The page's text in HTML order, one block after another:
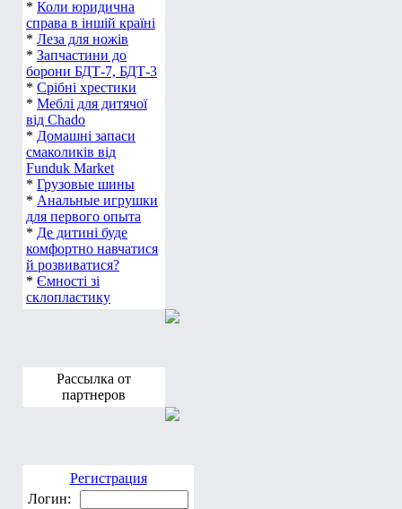
* Коли юридична
справа в іншій країні
* Леза для ножів
* Запчастини до
борони БДТ-7, БДТ-3
* Срібні хрестики
* Меблі для дитячої
від Chado
* Домашні запаси
смаколиків від
Funduk Market
* Грузовые шины
* Анальные игрушки
для первого опыта
* Де дитині буде
комфортно навчатися
й розвиватися?
* Ємності зі
склопластику
Рассылка от
партнеров
Регистрация
Логин: